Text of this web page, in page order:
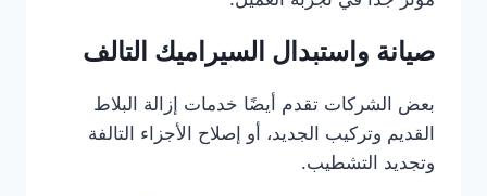
صيانة واستبدال السيراميك التالف
بعض الشركات تقدم أيضًا خدمات إزالة البلاط
القديم وتركيب الجديد، أو إصلاح الأجزاء التالفة
وتجديد التشطيب.